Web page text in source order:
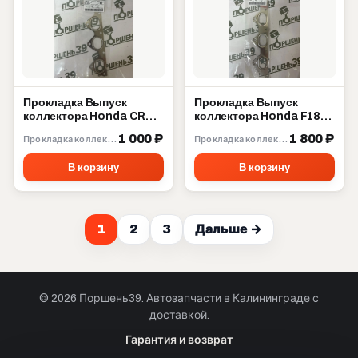
Прокладка Выпуск
коллектора Honda CRV
003
1 000 ₽
В корзину
Прокладка Выпуск
коллектора Honda F18A
004
1 800 ₽
В корзину
1 2 3 Дальше →
© 2026 Поршень39. Автозапчасти в Калининграде с
доставкой.
Гарантия и возврат
+7 901 390 0 390